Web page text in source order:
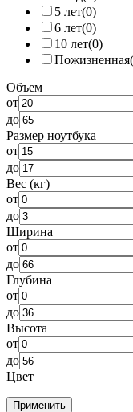
5 лет(0)
6 лет(0)
10 лет(0)
Пожизненная
Объем
от
до
Размер ноутбука
от
до
Вес (кг)
от
до
Ширина
от
до
Глубина
от
до
Высота
от
до
Цвет
Применить